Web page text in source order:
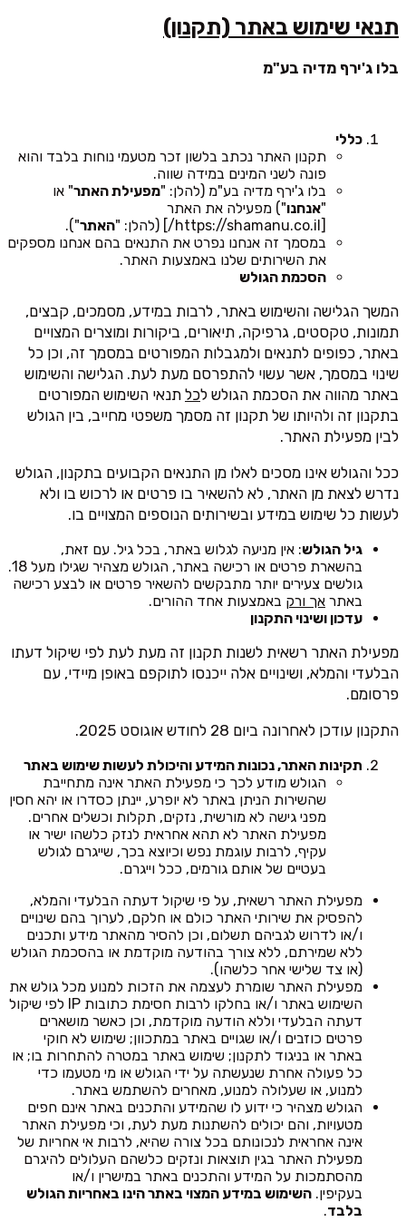
תנאי שימוש באתר (תקנון)
בלו ג'ירף מדיה בע"מ
כללי
תקנון האתר נכתב בלשון זכר מטעמי נוחות בלבד והוא
פונה לשני המינים במידה שווה.
בלו ג'ירף מדיה בע"מ (להלן: "מפעילת האתר" או
"אנחנו") מפעילה את האתר
[https://shamanu.co.il/] (להלן: "
האתר").
במסמך זה אנחנו נפרט את התנאים בהם אנחנו מספקים
את השירותים שלנו באמצעות האתר.
הסכמת הגולש
המשך הגלישה והשימוש באתר, לרבות במידע, מסמכים, קבצים,
תמונות, טקסטים, גרפיקה, תיאורים, ביקורות ומוצרים המצויים
באתר, כפופים לתנאים ולמגבלות המפורטים במסמך זה, וכן כל
שינוי במסמך, אשר עשוי להתפרסם מעת לעת. הגלישה והשימוש
באתר מהווה את הסכמת הגולש לכל תנאי השימוש המפורטים
בתקנון זה ולהיותו של תקנון זה מסמך משפטי מחייב, בין הגולש
לבין מפעילת האתר.
ככל והגולש אינו מסכים לאלו מן התנאים הקבועים בתקנון, הגולש
נדרש לצאת מן האתר, לא להשאיר בו פרטים או לרכוש בו ולא
לעשות כל שימוש במידע ובשירותים הנוספים המצויים בו.
גיל הגולש: אין מניעה לגלוש באתר, בכל גיל. עם זאת,
בהשארת פרטים או רכישה באתר, הגולש מצהיר שגילו מעל 18.
גולשים צעירים יותר מתבקשים להשאיר פרטים או לבצע רכישה
באתר אך ורק באמצעות אחד ההורים.
עדכון ושינוי התקנון
מפעילת האתר רשאית לשנות תקנון זה מעת לעת לפי שיקול דעתו
הבלעדי והמלא, ושינויים אלה ייכנסו לתוקפם באופן מיידי, עם
פרסומם.
התקנון עודכן לאחרונה ביום 28 לחודש אוגוסט 2025.
תקינות האתר, נכונות המידע והיכולת לעשות שימוש באתר
הגולש מודע לכך כי מפעילת האתר אינה מתחייבת
שהשירות הניתן באתר לא יופרע, יינתן כסדרו או יהא חסין
מפני גישה לא מורשית, נזקים, תקלות וכשלים אחרים.
מפעילת האתר לא תהא אחראית לנזק כלשהו ישיר או
עקיף, לרבות עוגמת נפש וכיוצא בכך, שייגרם לגולש
בעטיים של אותם גורמים, ככל וייגרם.
מפעילת האתר רשאית, על פי שיקול דעתה הבלעדי והמלא,
להפסיק את שירותי האתר כולם או חלקם, לערוך בהם שינויים
ו/או לדרוש לגביהם תשלום, וכן להסיר מהאתר מידע ותכנים
ללא שמירתם, ללא צורך בהודעה מוקדמת או בהסכמת הגולש
(או צד שלישי אחר כלשהו).
מפעילת האתר שומרת לעצמה את הזכות למנוע מכל גולש את
השימוש באתר ו/או בחלקו לרבות חסימת כתובות IP לפי שיקול
דעתה הבלעדי וללא הודעה מוקדמת, וכן כאשר מושארים
פרטים כוזבים ו/או שגויים באתר במתכוון; שימוש לא חוקי
באתר או בניגוד לתקנון; שימוש באתר במטרה להתחרות בו; או
כל פעולה אחרת שנעשתה על ידי הגולש או מי מטעמו כדי
למנוע, או שעלולה למנוע, מאחרים להשתמש באתר.
הגולש מצהיר כי ידוע לו שהמידע והתכנים באתר אינם חפים
מטעויות, והם יכולים להשתנות מעת לעת, וכי מפעילת האתר
אינה אחראית לנכונותם בכל צורה שהיא, לרבות אי אחריות של
מפעילת האתר בגין תוצאות ונזקים כלשהם העלולים להיגרם
מהסתמכות על המידע והתכנים באתר במישרין ו/או
בעקיפין. השימוש במידע המצוי באתר הינו באחריות הגולש
בלבד.